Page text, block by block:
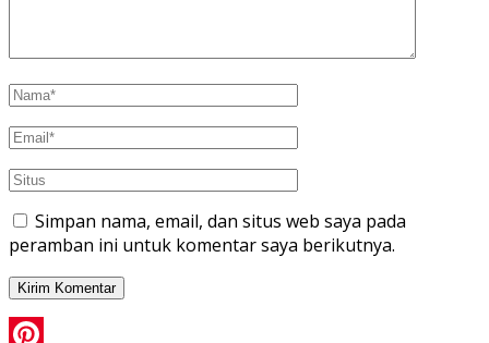
Simpan nama, email, dan situs web saya pada
peramban ini untuk komentar saya berikutnya.